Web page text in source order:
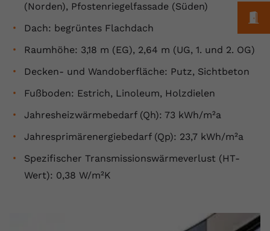
(Norden), Pfostenriegelfassade (Süden)
Dach: begrüntes Flachdach
Raumhöhe: 3,18 m (EG), 2,64 m (UG, 1. und 2. OG)
Decken- und Wandoberfläche: Putz, Sichtbeton
Fußboden: Estrich, Linoleum, Holzdielen
Jahresheizwärmebedarf (Qh): 73 kWh/m²a
Jahresprimärenergiebedarf (Qp): 23,7 kWh/m²a
Spezifischer Transmissionswärmeverlust (HT-
Wert): 0,38 W/m²K
youtube.com
YouTube setzt dieses Cookie über
registriert anonyme statistische Daten.
Name yt-remote-device-id
Anbieter Youtube.com
Videopräferenzen des Benutzers zu